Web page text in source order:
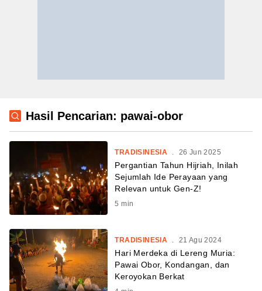
Hasil Pencarian: pawai-obor
TRADISINESIA . 26 Jun 2025
Pergantian Tahun Hijriah, Inilah
Sejumlah Ide Perayaan yang
Relevan untuk Gen-Z!
5 min
TRADISINESIA . 21 Agu 2024
Hari Merdeka di Lereng Muria:
Pawai Obor, Kondangan, dan
Keroyokan Berkat